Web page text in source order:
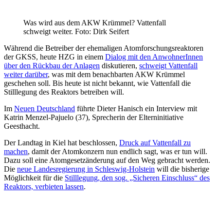
Was wird aus dem AKW Krümmel? Vattenfall
schweigt weiter. Foto: Dirk Seifert
Während die Betreiber der ehemaligen Atomforschungsreaktoren
der GKSS, heute HZG in einem Dialog mit den AnwohnerInnen
über den Rückbau der Anlagen diskutieren, schweigt Vattenfall
weiter darüber, was mit dem benachbarten AKW Krümmel
geschehen soll. Bis heute ist nicht bekannt, wie Vattenfall die
Stilllegung des Reaktors betreiben will.
Im Neuen Deutschland führte Dieter Hanisch ein Interview mit
Katrin Menzel-Pajuelo (37), Sprecherin der Elterninitiative
Geesthacht.
Der Landtag in Kiel hat beschlossen, Druck auf Vattenfall zu
machen, damit der Atomkonzern nun endlich sagt, was er tun will.
Dazu soll eine Atomgesetzänderung auf den Weg gebracht werden.
Die neue Landesregierung in Schleswig-Holstein will die bisherige
Möglichkeit für die Stilllegung, den sog. „Sicheren Einschluss“ des
Reaktors, verbieten lassen.